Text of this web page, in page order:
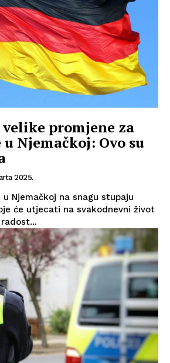
promjene za
u Njemačkoj: Ovo su
2025.
u Njemačkoj na snagu stupaju
će utjecati na svakodnevni život